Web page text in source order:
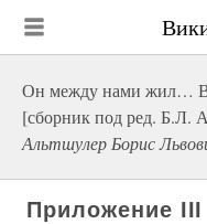
Он между нами жил…
[сборник под ред. Б.Л.
Альтшулер Борис
Приложение